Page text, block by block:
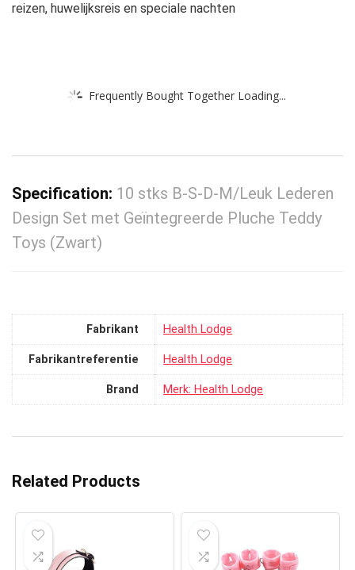
reizen, huwelijksreis en speciale nachten
Frequently Bought Together Loading...
Specification: 10 stks B-S-D-M/Leuk Lederen
Design Set met Geïntegreerde Pluche Teddy
Toys (Zwart)
Fabrikant ‎Health Lodge
Fabrikantreferentie ‎Health Lodge
Brand Merk: Health Lodge
Related Products